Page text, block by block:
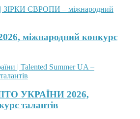
міжнародний конкурс
УКРАЇНИ 2026,
талантів